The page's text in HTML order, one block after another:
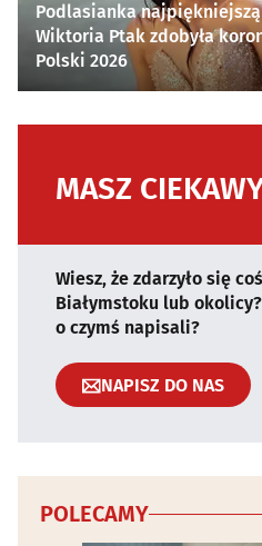
Podlasianka
Wiktoria Ptak zdobyła
Polski 2026
MASZ
Wiesz, że zdarzyło się
Białymstoku lub
o czymś napisali?
NAPISZ DO NAS
POLECAMY